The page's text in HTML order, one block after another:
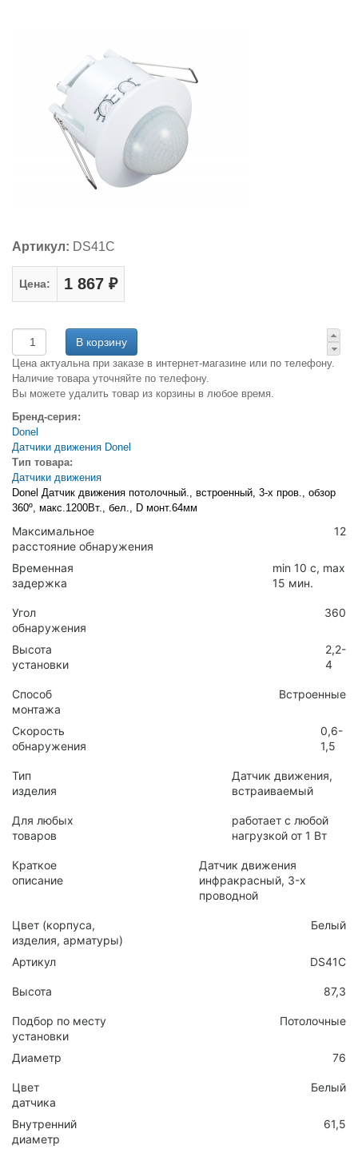
Артикул: DS41C
Цена: 1 867 ₽
Цена актуальна при заказе в интернет-магазине или по телефону.
Наличие товара уточняйте по телефону.
Вы можете удалить товар из корзины в любое время.
Бренд-серия:
Donel
Датчики движения Donel
Тип товара:
Датчики движения
Donel Датчик движения потолочный., встроенный, 3-х пров., обзор
360º, макс.1200Вт., бел., D монт.64мм
Максимальное
расстояние обнаружения
12
Временная
задержка
min 10 c, max
15 мин.
Угол
обнаружения
360
Высота
установки
2,2-
4
Способ
монтажа
Встроенные
Скорость
обнаружения
0,6-
1,5
Тип
изделия
Датчик движения,
встраиваемый
Для любых
товаров
работает с любой
нагрузкой от 1 Вт
Краткое
описание
Датчик движения
инфракрасный, 3-x
проводной
Цвет (корпуса,
изделия, арматуры)
Белый
Артикул DS41C
Высота 87,3
Подбор по месту
установки
Потолочные
Диаметр 76
Цвет
датчика
Белый
Внутренний
диаметр
61,5